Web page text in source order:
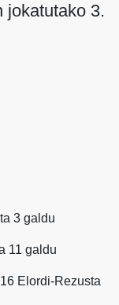
jokatutako 3.
3 galdu
11 galdu
Elordi-Rezusta